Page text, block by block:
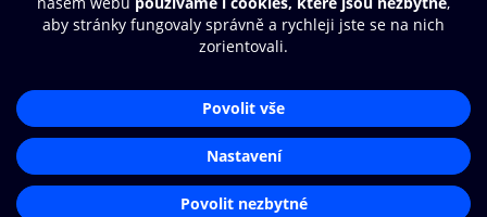
© O2 Czech Republic a.s.
Přístupnost
Zásady zpracování osobních údajů
Nastavení cookies
Aplikace O2 Knihovna
Čti a poslouchej své e-knihy a
audioknihy rychleji a pohodlněji.